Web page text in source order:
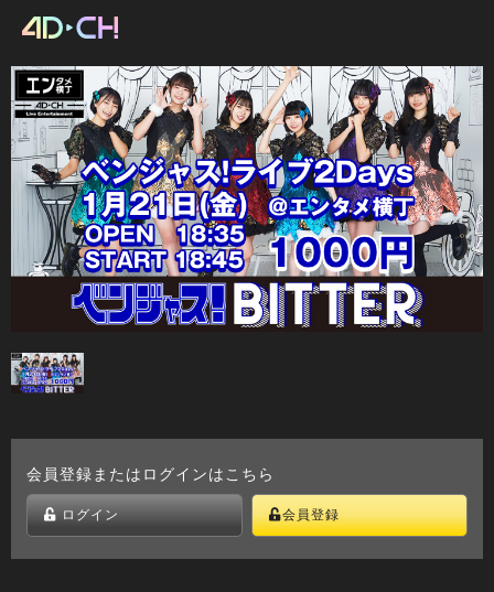
会員登録またはログインはこちら
ログイン 会員登録